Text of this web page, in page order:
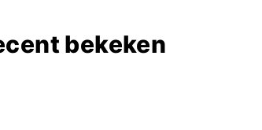
bekeken